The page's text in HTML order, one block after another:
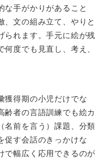
な手がかりがあること
、文の組み立て、やりと
られます。手元に絵が残
度でも見直し、考え、
獲得期の小児だけでな
齢者の言語訓練でも絵カ
名前を言う）課題、分類
促す会話のきっかけな
で幅広く応用できるのが